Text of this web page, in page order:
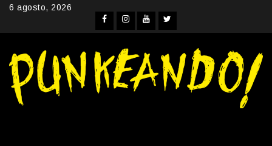
Skip6 agosto, 2026
Facebook
Instagram
YouTube
Twitter